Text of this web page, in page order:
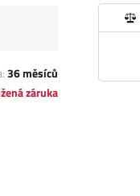
36 měsíců
záruka